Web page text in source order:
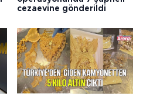
cezaevine gönderildi